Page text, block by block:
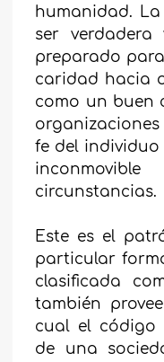
humanidad.
ser
preparado
caridad hacia
como un buen
fe del individuo
circunstancias.
Este es el
particular
clasificada
también
cual el código
de una